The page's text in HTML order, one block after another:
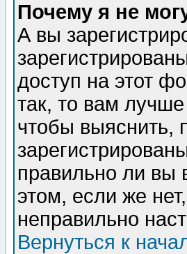
Почему я не
А вы
доступ на этот
так, то вам
чтобы выяснить,
правильно ли вы
этом, если же
неправильно
Вернуться к